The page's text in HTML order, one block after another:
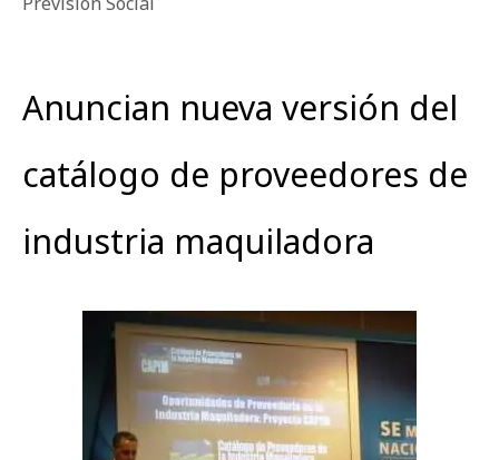
Anuncian nueva versión del
catálogo de proveedores de
industria maquiladora